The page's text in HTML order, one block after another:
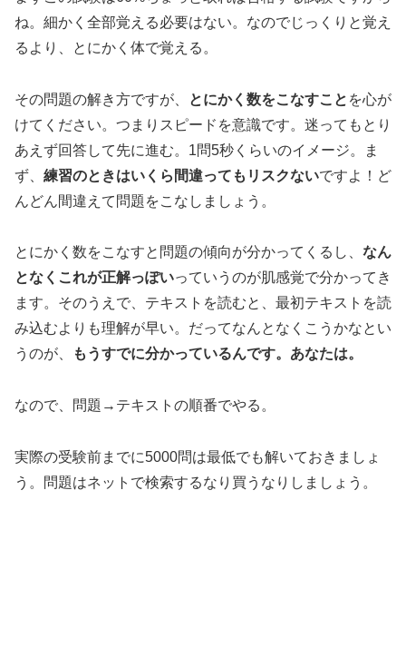
ね。細かく全部覚える必要はない。なのでじっくりと覚え
るより、とにかく体で覚える。
その問題の解き方ですが、 とにかく数をこなすこと を心が
けてください。つまりスピードを意識です。迷ってもとり
あえず回答して先に進む。1問5秒くらいのイメージ。ま
ず、 練習のときはいくら間違ってもリスクないですよ！ど
んどん間違えて問題をこなしましょう。
とにかく数をこなすと問題の傾向が分かってくるし、 なん
となくこれが正解っぽいっていうのが肌感覚で分かってき
ます。そのうえで、テキストを読むと、最初テキストを読
み込むよりも理解が早い。だってなんとなくこうかなとい
うのが、
もうすでに分かっているんです。あなたは。
なので、問題→テキストの順番でやる。
実際の受験前までに5000問は最低でも解いておきましょ
う。問題はネットで検索するなり買うなりしましょう。